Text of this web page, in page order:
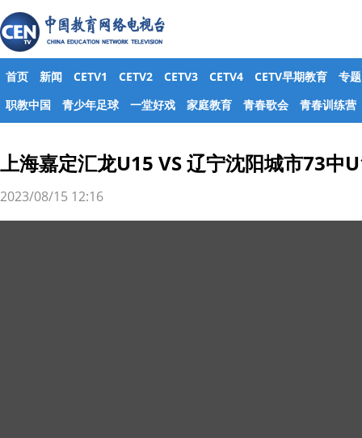
首页 新闻 CETV1 CETV2 CETV3 CETV4 CETV早期教育
专题
职教中国
青少年足球 一堂好戏 家庭教育 青春歌会 青春训练营
上海嘉定汇龙U15 VS 辽宁沈阳城市73中
2023/08/15 12:16